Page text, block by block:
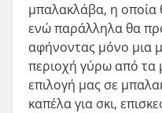
μπαλακλάβα, η οποία
ενώ παράλληλα θα
αφήνοντας μόνο μια
περιοχή γύρω από τα
επιλογή μας σε
καπέλα για σκι,